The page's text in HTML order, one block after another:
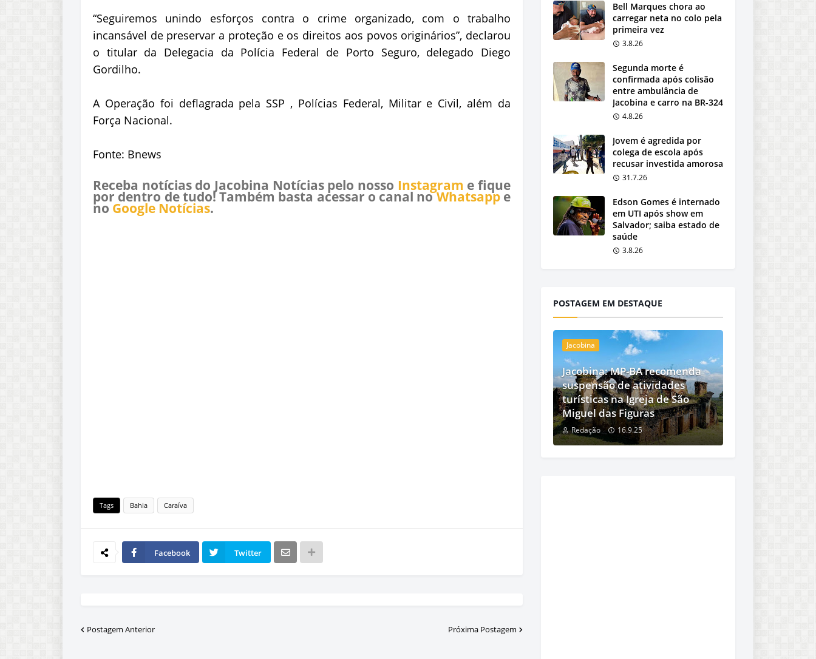
“Seguiremos unindo esforços contra o crime organizado, com o trabalho
incansável de preservar a proteção e os direitos aos povos originários”, declarou
o titular da Delegacia da Polícia Federal de Porto Seguro, delegado Diego
Gordilho.
A Operação foi deflagrada pela SSP , Polícias Federal, Militar e Civil, além da
Força Nacional.
Fonte: Bnews
Receba notícias do Jacobina Notícias pelo nosso Instagram e fique
por dentro de tudo! Também basta acessar o canal noWhatsappe
no Google Notícias.
Tags Bahia Caraíva
Facebook Twitter
Postagem Anterior Próxima Postagem
Bell Marques chora ao
carregar neta no colo pela
primeira vez
3.8.26
Segunda morte é
confirmada após colisão
entre ambulância de
Jacobina e carro na BR-324
4.8.26
Jovem é agredida por
colega de escola após
recusar investida amorosa
31.7.26
Edson Gomes é internado
em UTI após show em
Salvador; saiba estado de
saúde
3.8.26
POSTAGEM EM DESTAQUE
Jacobina
Jacobina: MP-BA recomenda
suspensão de atividades
turísticas na Igreja de São
Miguel das Figuras
Redação 16.9.25